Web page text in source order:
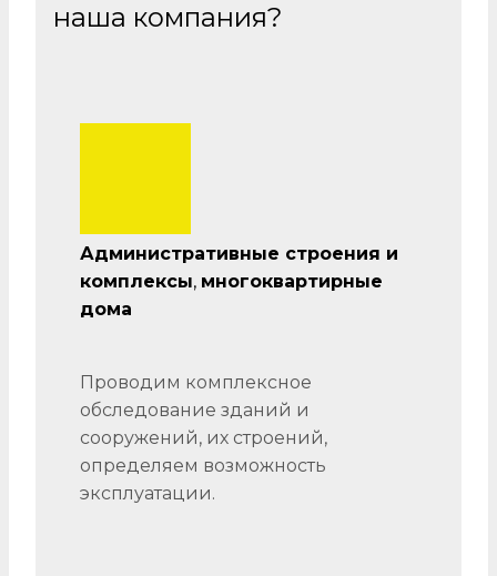
наша компания?
Административные строения и
комплексы, многоквартирные
дома
Проводим комплексное
обследование зданий и
сооружений, их строений,
определяем возможность
эксплуатации.